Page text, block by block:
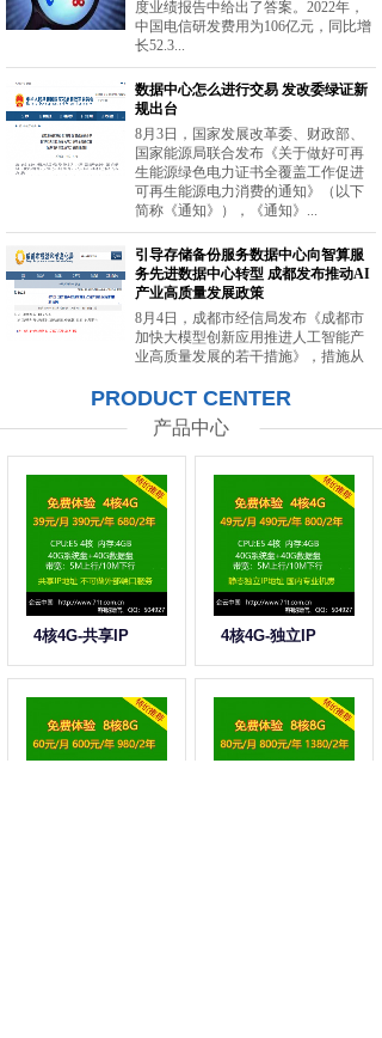
度业绩报告中给出了答案。2022年，
中国电信研发费用为106亿元，同比增
长52.3...
数据中心怎么进行交易 发改委绿证新
规出台
8月3日，国家发展改革委、财政部、
国家能源局联合发布《关于做好可再
生能源绿色电力证书全覆盖工作促进
可再生能源电力消费的通知》（以下
简称《通知》），《通知》...
引导存储备份服务数据中心向智算服
务先进数据中心转型 成都发布推动AI
产业高质量发展政策
8月4日，成都市经信局发布《成都市
加快大模型创新应用推进人工智能产
业高质量发展的若干措施》，措施从
力等方面提出20条举措。...
PRODUCT CENTER
产品中心
4核4G-共享IP 4核4G-独立IP